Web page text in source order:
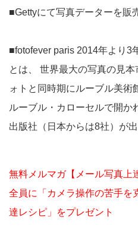
■Gettyにて写真データーを販
■fotofever paris 2014年より3
とは、 世界最大の写真の見
ォトと同時期にルーブル美術
ルーブル・カローセルで開か
出版社（日本からは8社）が出
無料メルマガ【メール写真上
全員に「カメラ操作の苦手を
達レシピ」をプレゼント